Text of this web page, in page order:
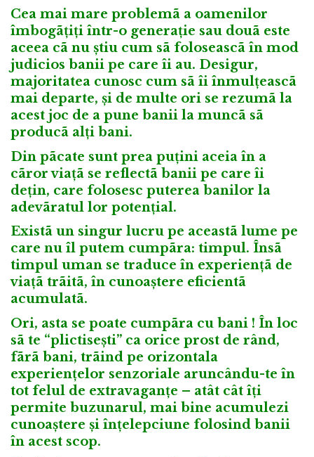
Cea mai mare problemã a oamenilor
îmbogãțiți într-o generație sau douã este
aceea cã nu știu cum sã foloseascã în mod
judicios banii pe care îi au. Desigur,
majoritatea cunosc cum sã îi înmulțeascã
mai departe, și de multe ori se rezumã la
acest joc de a pune banii la muncã sã
producã alți bani.
Din pãcate sunt prea puțini aceia în a
cãror viațã se reflectã banii pe care îi
dețin, care folosesc puterea banilor la
adevãratul lor potențial.
Existã un singur lucru pe aceastã lume pe
care nu îl putem cumpãra: timpul. Însã
timpul uman se traduce în experiențã de
viațã trãitã, în cunoaștere eficientã
acumulatã.
Ori, asta se poate cumpãra cu bani ! În loc
sã te “plictisești” ca orice prost de rând,
fãrã bani, trãind pe orizontala
experiențelor senzoriale aruncându-te în
tot felul de extravaganțe – atât cât îți
permite buzunarul, mai bine acumulezi
cunoaștere și înțelepciune folosind banii
în acest scop.